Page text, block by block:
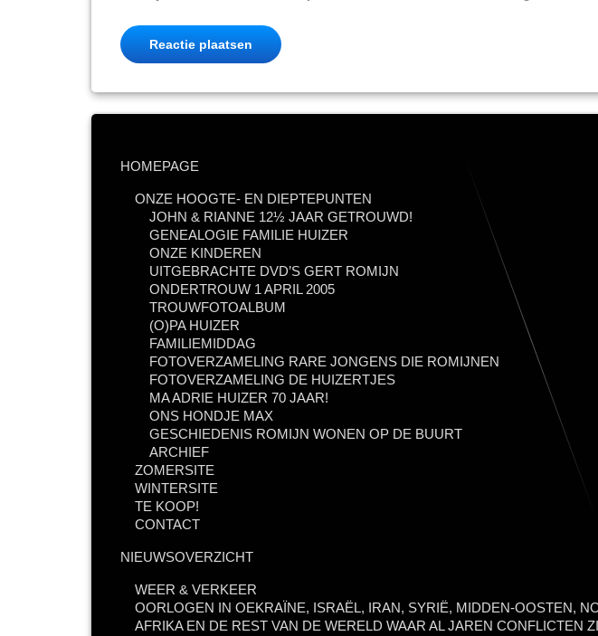
HOMEPAGE
ONZE HOOGTE- EN DIEPTEPUNTEN
JOHN & RIANNE 12½ JAAR GETROUWD!
GENEALOGIE FAMILIE HUIZER
ONZE KINDEREN
UITGEBRACHTE DVD’S GERT ROMIJN
ONDERTROUW 1 APRIL 2005
TROUWFOTOALBUM
(O)PA HUIZER
FAMILIEMIDDAG
FOTOVERZAMELING RARE JONGENS DIE ROMIJNEN
FOTOVERZAMELING DE HUIZERTJES
MA ADRIE HUIZER 70 JAAR!
ONS HONDJE MAX
GESCHIEDENIS ROMIJN WONEN OP DE BUURT
ARCHIEF
ZOMERSITE
WINTERSITE
TE KOOP!
CONTACT
NIEUWSOVERZICHT
WEER & VERKEER
OORLOGEN IN OEKRAÏNE, ISRAËL, IRAN, SYRIË, MIDDEN-OOSTEN,
AFRIKA EN DE REST VAN DE WERELD WAAR AL JAREN CONFLICTEN